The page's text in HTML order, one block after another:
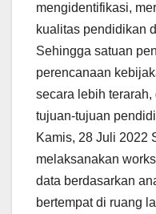
mengidentifikasi,
kualitas pendidikan
Sehingga satuan
perencanaan
secara lebih
tujuan-tujuan
Kamis, 28 Juli 2022
melaksanakan
data berdasarkan
bertempat di ruang